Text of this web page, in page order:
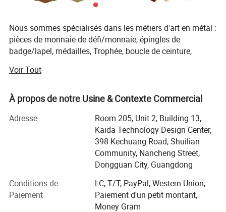
Nous sommes spécialisés dans les métiers d'art en métal :
pièces de monnaie de défi/monnaie, épingles de
badge/lapel, médailles, Trophée, boucle de ceinture,
boutons de manchette, barre de cravate, porte-clés,
étiquette en crabe, Badge à bouton, 925
badges/collier/anneaux et boucles d'oreilles argentés,
de lapin en silicone, ouvre-bouteille, porte-monnaie sur
chariot, support de sac, aimant pour réfrigérateur, Étiquette
de bagage, signet, clip d'argent, etc., nos produits sont
exportés dans le monde entier.
ans, nous avons des équipements avancés, y compris la
machine de découpe CNC, la machine de moulage de
Voir Tout
À propos de notre Usine & Contexte Commercial
Adresse
Room 205, Unit 2, Building 13,
Kaida Technology Design Center,
398 Kechuang Road, Shuilian
Community, Nancheng Street,
Dongguan City, Guangdong
Conditions de
Paiement
LC, T/T, PayPal, Western Union,
Paiement d'un petit montant,
Money Gram